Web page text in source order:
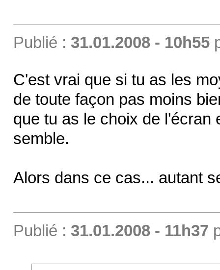
Publié : 31.01.2008 - 10h55
C'est vrai que si tu as les
de toute façon pas moins
que tu as le choix de l'écran
semble.
Alors dans ce cas... autant
Publié : 31.01.2008 - 11h37